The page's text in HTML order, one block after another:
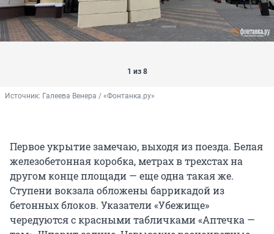
1 из 8
Источник: Галеева Венера / «Фонтанка.ру»
Первое укрытие замечаю, выходя из поезда. Белая
железобетонная коробка, метрах в трехстах на
другом конце площади — еще одна такая же.
Ступени вокзала обложены баррикадой из
бетонных блоков. Указатели «Убежище»
чередуются с красными табличками «Аптечка —